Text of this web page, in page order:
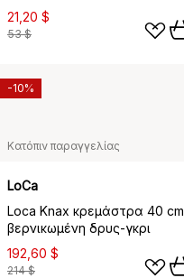
21,20 $
53 $
Κατόπιν παραγγελίας
LoCa
Loca Knax κρεμάστρα 40 cm,
βερνικωμένη δρυς-γκρι
192,60 $
214 $
-10%